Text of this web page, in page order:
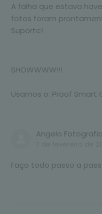
A falha que estava
fotos foram
Suporte!
SHOWWWW!!!
Usamos o: Proof
Angelo Fotografia
7 de fevereiro de
Faço todo passo a